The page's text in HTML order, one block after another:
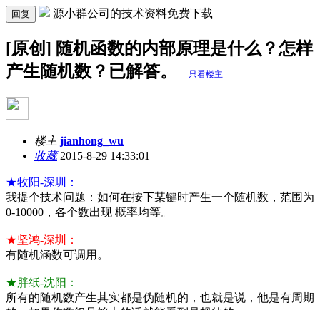
回复 源小群公司的技术资料免费下载
[原创] 随机函数的内部原理是什么？怎样
产生随机数？已解答。
只看楼主
楼主 jianhong_wu
收藏2015-8-29 14:33:01
★牧阳-深圳：
我提个技术问题：如何在按下某键时产生一个随机数，范围为
0-10000，各个数出现 概率均等。
★坚鸿-深圳：
有随机涵数可调用。
★胖纸-沈阳：
所有的随机数产生其实都是伪随机的，也就是说，他是有周期